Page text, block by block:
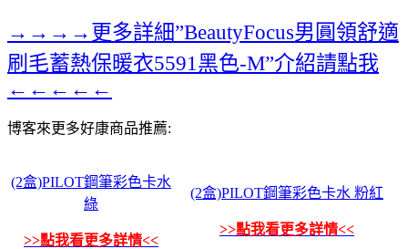
→→→→更多詳細”BeautyFocus男圓領舒適
刷毛蓄熱保暖衣5591黑色-M”介紹請點我
←←←←←
博客來更多好康商品推薦:
(2盒)PILOT鋼筆彩色卡水
綠
>>點我看更多詳情<<
(2盒)PILOT鋼筆彩色卡水 粉紅
>>點我看更多詳情<<